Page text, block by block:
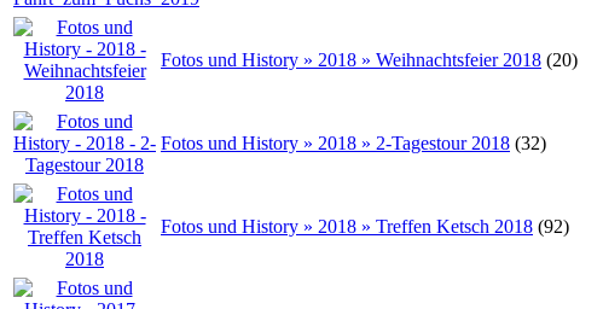
Fotos und History » 2018 » Weihnachtsfeier 2018 (20)
Fotos und History » 2018 » 2-Tagestour 2018 (32)
Fotos und History » 2018 » Treffen Ketsch 2018 (92)